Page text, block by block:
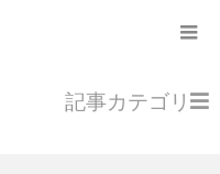
記事カテゴリ